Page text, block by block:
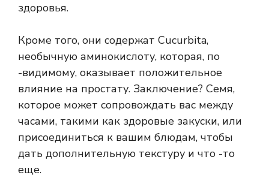
здоровья.
Кроме того, они содержат Cucurbita,
необычную аминокислоту, которая, по
-видимому, оказывает положительное
влияние на простату. Заключение? Семя,
которое может сопровождать вас между
часами, такими как здоровые закуски, или
присоединиться к вашим блюдам, чтобы
дать дополнительную текстуру и что -то
еще.